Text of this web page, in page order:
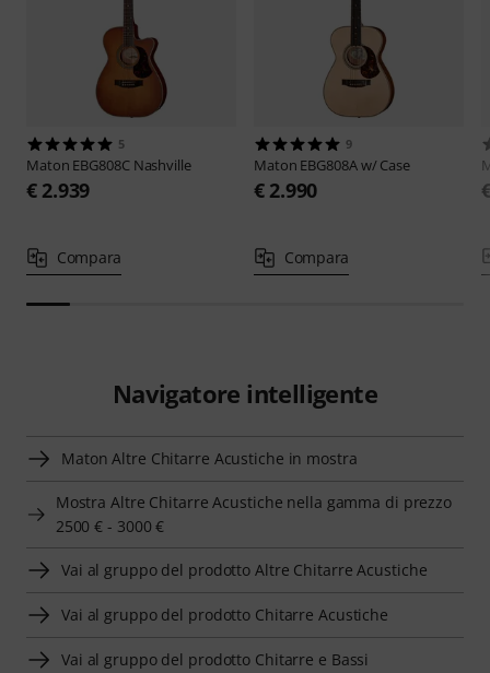
5
Maton EBG808C Nashville
€ 2.939
Compara
9
Maton EBG808A w/ Case
€ 2.990
Compara
Navigatore intelligente
Maton Altre Chitarre Acustiche in mostra
Mostra Altre Chitarre Acustiche nella gamma di prezzo
2500 € - 3000 €
Vai al gruppo del prodotto Altre Chitarre Acustiche
Vai al gruppo del prodotto Chitarre Acustiche
Vai al gruppo del prodotto Chitarre e Bassi